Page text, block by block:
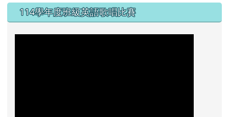
114學年度班級英語歌唱比賽